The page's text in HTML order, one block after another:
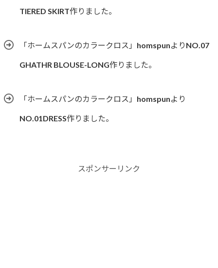
TIERED SKIRT作りました。
「ホームスパンのカラークロス」homspunよりNO.07
GHATHR BLOUSE-LONG作りました。
「ホームスパンのカラークロス」homspunより
NO.01DRESS作りました。
スポンサーリンク